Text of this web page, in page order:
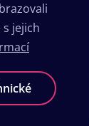
jejich